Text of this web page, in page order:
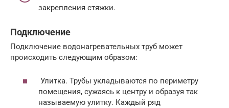
закрепления стяжки.
Подключение
Подключение водонагревательных труб может
происходить следующим образом:
Улитка. Трубы укладываются по периметру
помещения, сужаясь к центру и образуя так
называемую улитку. Каждый ряд